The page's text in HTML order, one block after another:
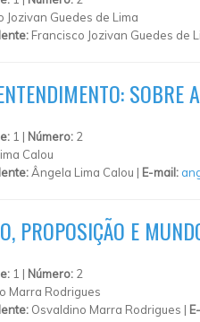
Jozivan Guedes de Lima
Francisco Jozivan Guedes de
SOBRE
1 | Número: 2
Calou
Ângela Lima Calou | E-mail:
PROPOSIÇÃO E
1 | Número: 2
Marra Rodrigues
Osvaldino Marra Rodrigues |